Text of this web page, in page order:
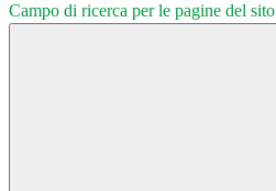
Campo di ricerca per le pagine del sito